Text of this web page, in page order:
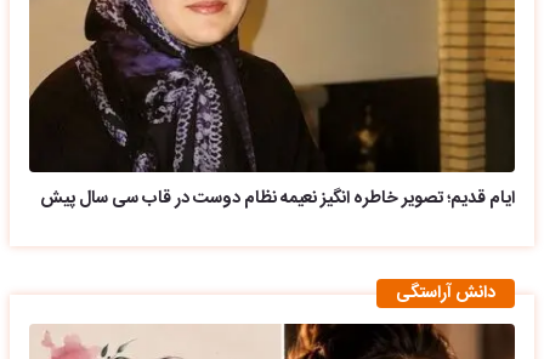
ایام قدیم؛ تصویر خاطره انگیز نعیمه نظام دوست در قاب سی سال پیش
دانش آراستگی